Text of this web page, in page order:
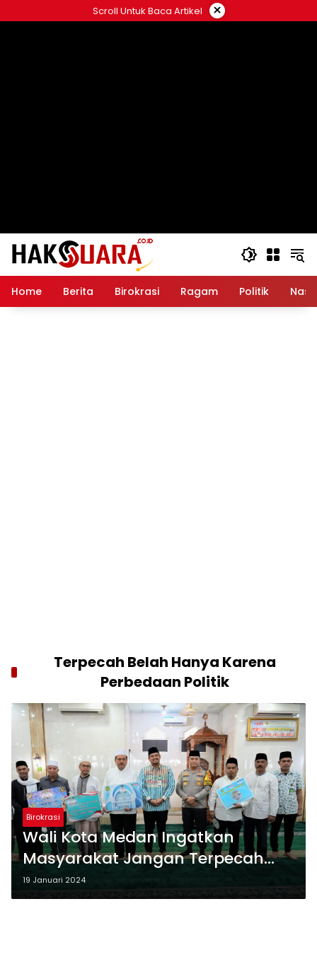
ke
Scroll Untuk Baca Artikel ×
Home Berita Birokrasi Ragam Politik
Terpecah Belah Hanya Karena
Perbedaan Politik
Birokrasi
Wali Kota Medan Ingatkan
Masyarakat Jangan Terpecah
Belah Hanya Karena Perbedaan
Politik
19 Januari 2024